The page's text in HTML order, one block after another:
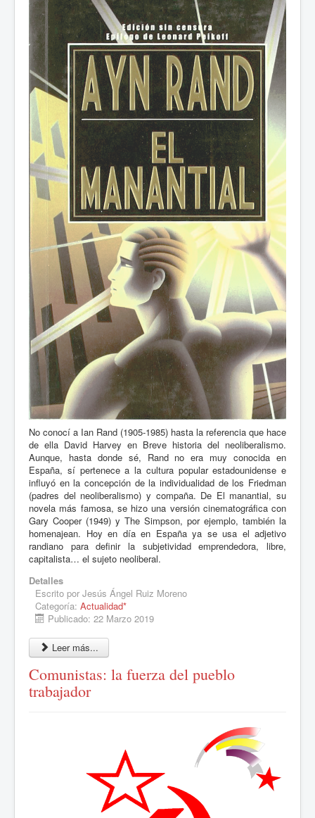
No conocí a Ian Rand (1905-1985) hasta la referencia que hace
de ella David Harvey en Breve historia del neoliberalismo.
Aunque, hasta donde sé, Rand no era muy conocida en
España, sí pertenece a la cultura popular estadounidense e
influyó en la concepción de la individualidad de los Friedman
(padres del neoliberalismo) y compaña. De El manantial, su
novela más famosa, se hizo una versión cinematográfica con
Gary Cooper (1949) y The Simpson, por ejemplo, también la
homenajean. Hoy en día en España ya se usa el adjetivo
randiano para definir la subjetividad emprendedora, libre,
capitalista… el sujeto neoliberal.
Detalles
Escrito por Jesús Ángel Ruiz Moreno
Categoría: Actualidad*
Publicado: 22 Marzo 2019
Leer más...
Comunistas: la fuerza del pueblo
trabajador